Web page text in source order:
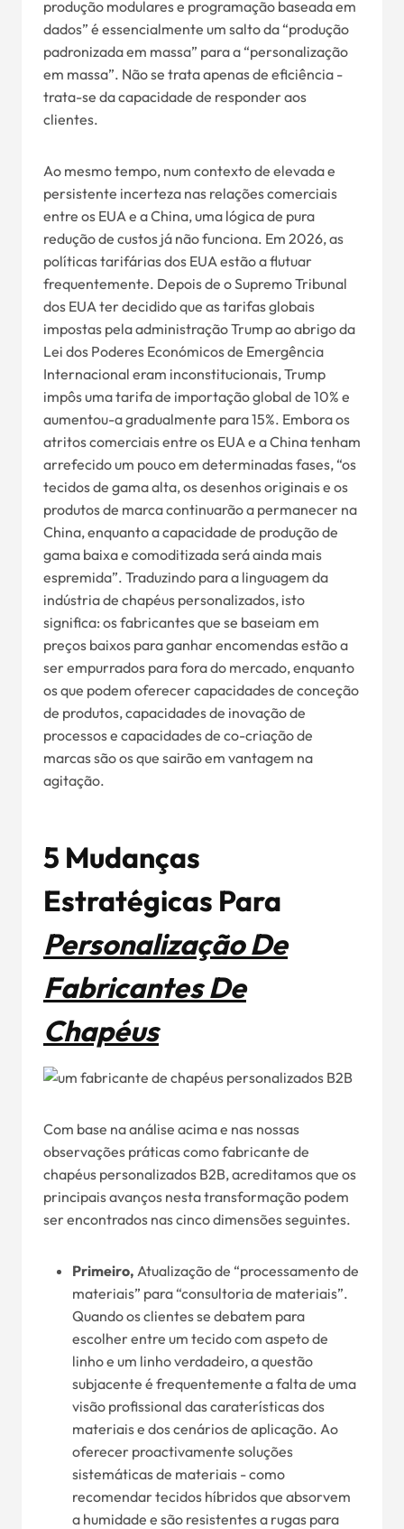
produção modulares e programação baseada em
dados” é essencialmente um salto da “produção
padronizada em massa” para a “personalização
em massa”. Não se trata apenas de eficiência -
trata-se da capacidade de responder aos
clientes.
Ao mesmo tempo, num contexto de elevada e
persistente incerteza nas relações comerciais
entre os EUA e a China, uma lógica de pura
redução de custos já não funciona. Em 2026, as
políticas tarifárias dos EUA estão a flutuar
frequentemente. Depois de o Supremo Tribunal
dos EUA ter decidido que as tarifas globais
impostas pela administração Trump ao abrigo da
Lei dos Poderes Económicos de Emergência
Internacional eram inconstitucionais, Trump
impôs uma tarifa de importação global de 10% e
aumentou-a gradualmente para 15%. Embora os
atritos comerciais entre os EUA e a China tenham
arrefecido um pouco em determinadas fases, “os
tecidos de gama alta, os desenhos originais e os
produtos de marca continuarão a permanecer na
China, enquanto a capacidade de produção de
gama baixa e comoditizada será ainda mais
espremida”. Traduzindo para a linguagem da
indústria de chapéus personalizados, isto
significa: os fabricantes que se baseiam em
preços baixos para ganhar encomendas estão a
ser empurrados para fora do mercado, enquanto
os que podem oferecer capacidades de conceção
de produtos, capacidades de inovação de
processos e capacidades de co-criação de
marcas são os que sairão em vantagem na
agitação.
5 Mudanças
Estratégicas Para
Personalização De
Fabricantes De
Chapéus
Com base na análise acima e nas nossas
observações práticas como fabricante de
chapéus personalizados B2B, acreditamos que os
principais avanços nesta transformação podem
ser encontrados nas cinco dimensões seguintes.
Primeiro, Atualização de “processamento de
materiais” para “consultoria de materiais”.
Quando os clientes se debatem para
escolher entre um tecido com aspeto de
linho e um linho verdadeiro, a questão
subjacente é frequentemente a falta de uma
visão profissional das caraterísticas dos
materiais e dos cenários de aplicação. Ao
oferecer proactivamente soluções
sistemáticas de materiais - como
recomendar tecidos híbridos que absorvem
a humidade e são resistentes a rugas para